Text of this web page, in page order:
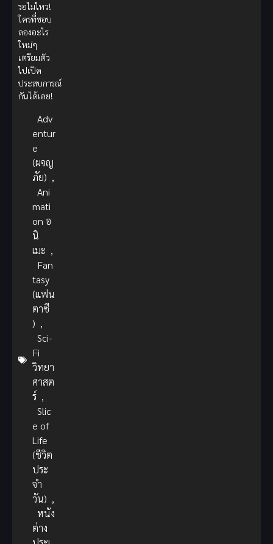
รอไม่ไหว!
ใครที่ชอบ
ลองอะไร
ใหม่ๆ
เตรียมตัว
ไปเปิด
ประสบการณ์
กันได้เลย!
Adv
entur
e
(ผจญ
ภัย) ,
Ani
mati
on อ
นิ
เมะ ,
Fan
tasy
(แฟน
ตาซี
) ,
Sci-
Fi
วิทยา
ศาสต
ร์ ,
Slic
e of
Life
(ชีวิต
ประ
จำ
วัน) ,
หนัง
ต่าง